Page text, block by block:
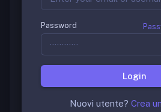
Prove ufficiali
Mediche: Demo
Il software di simulazione
Specializzazioni Mediche.
Password
Login
Nuovi utente? Crea